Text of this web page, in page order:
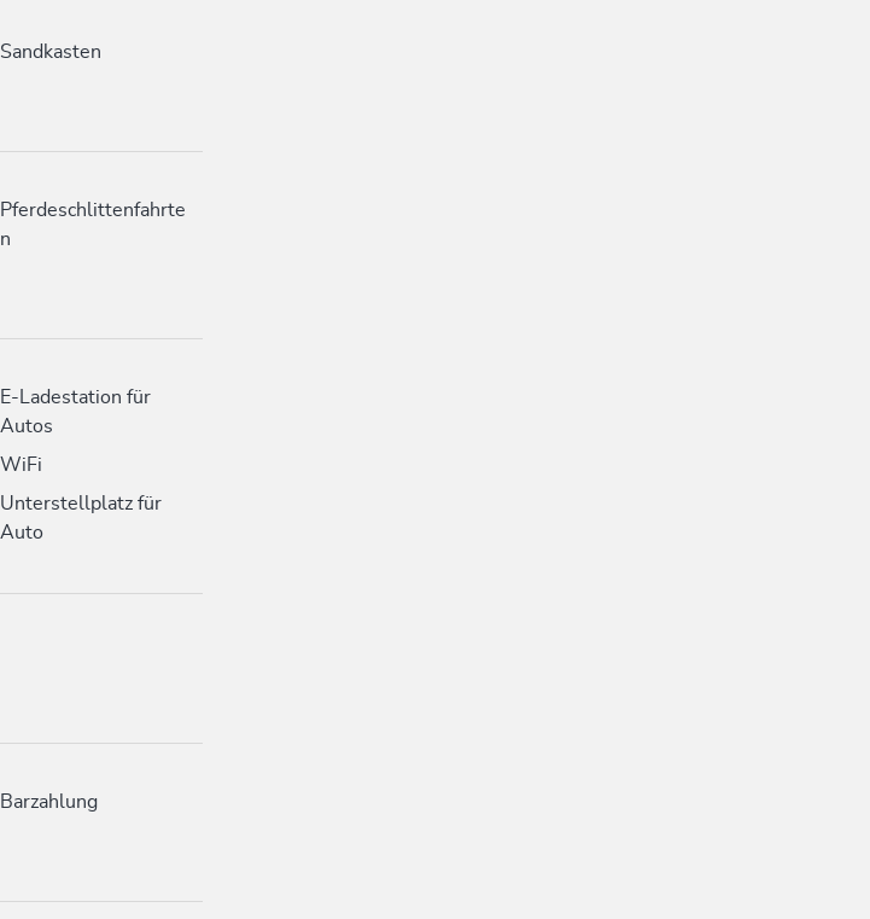
Sandkasten
Pferdeschlittenfahrte
n
E-Ladestation für
Autos
WiFi
Unterstellplatz für
Auto
Barzahlung